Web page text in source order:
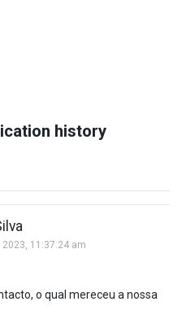
history
2023, 11:37:24 am
o qual mereceu a nossa